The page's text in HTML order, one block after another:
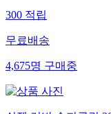
300적립
무료배송
4,675명구매중